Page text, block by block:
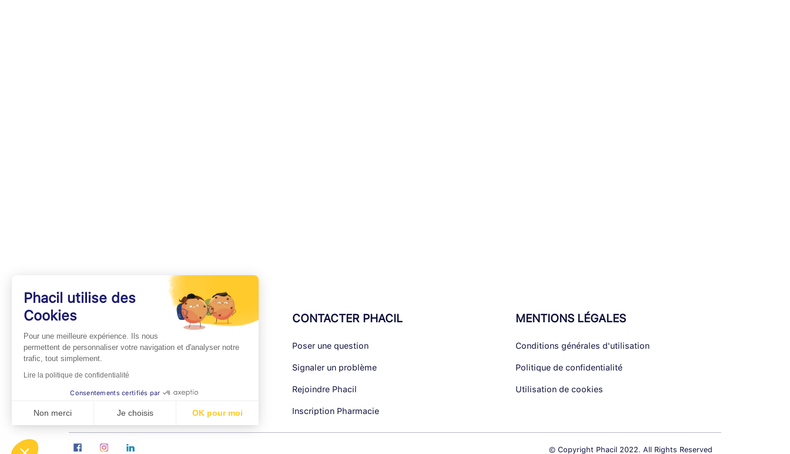
INFOS PRATIQUES
Professionnels de Santé
Espace Pharmaciens
Foire aux questions
CONTACTER PHACIL
Poser une question
Signaler un problème
Rejoindre Phacil
Inscription Pharmacie
MENTIONS LÉGALES
Conditions générales d'utilisation
Politique de confidentialité
Utilisation de cookies
© Copyright Phacil 2022. All Rights Reserved
Phacil utilise des
Cookies
Pour une meilleure expérience. Ils nous
permettent de personnaliser votre navigation et d'analyser notre
trafic, tout simplement.
Lire la politique de confidentialité
Consentements certifiés par
Non merci Je choisis OK pour moi
Axeptio consent
Plateforme de Gestion du Consentement : Personnalisez vos Options